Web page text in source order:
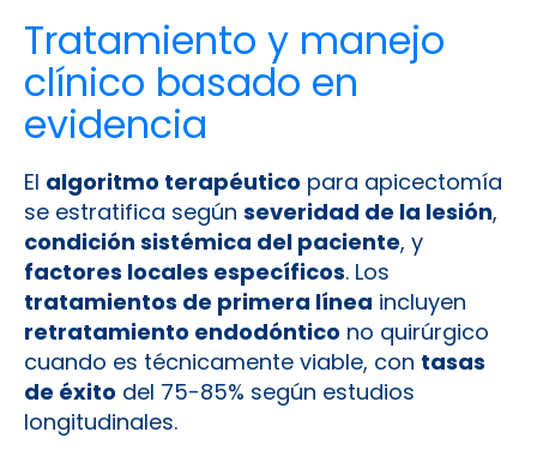
Tratamiento y manejo
clínico basado en
evidencia
El algoritmo terapéutico para apicectomía
se estratifica según severidad de la lesión,
condición sistémica del paciente, y
factores locales específicos. Los
tratamientos de primera línea incluyen
retratamiento endodóntico no quirúrgico
cuando es técnicamente viable, con tasas
de éxito del 75-85% según estudios
longitudinales.